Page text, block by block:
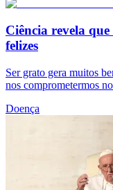
Ciência revela
felizes
Ser grato gera muitos
nos comprometermos
Doença